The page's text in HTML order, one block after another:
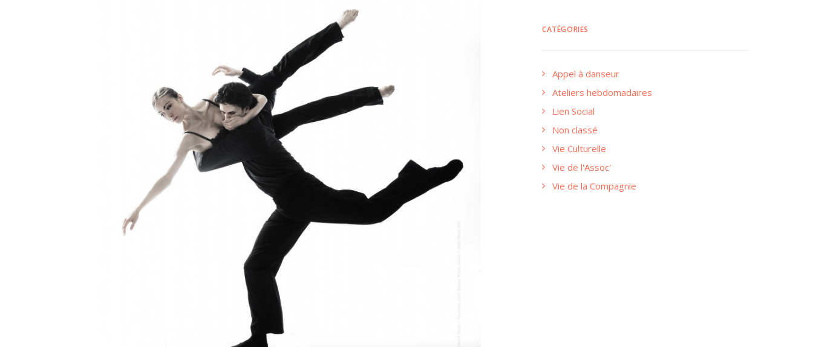
CATÉGORIES
Appel à danseur
Ateliers hebdomadaires
Lien Social
Non classé
Vie Culturelle
Vie de l'Assoc'
Vie de la Compagnie